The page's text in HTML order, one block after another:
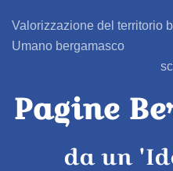
Valorizzazione del territorio
Umano bergamasco
Pagine
da un